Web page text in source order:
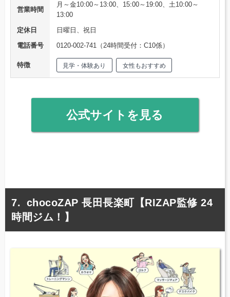
営業時間
月～金10:00～13:00、15:00～19:00、土10:00～
13:00
定休日
日曜日、祝日
電話番号
0120-002-741（24時間受付：C10係）
特徴 見学・体験あり 女性もおすすめ
公式サイトを見る
chocoZAP 長田長楽町【RIZAP監修 24
時間ジム！】